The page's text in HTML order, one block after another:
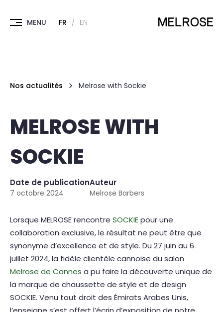
FR EN
Nos actualités Melrose with Sockie
MELROSE WITH
SOCKIE
Date de publication
7 octobre 2024
Auteur
Melrose Barbers
Lorsque MELROSE rencontre SOCKIEpour une
collaboration exclusive, le résultat ne peut être que
synonyme d’excellence et de style. Du 27 juin au 6
juillet 2024, la fidèle clientèle cannoise du salon
Melrose de Cannes a pu faire la découverte unique de
la marque de chaussette de style et de design
SOCKIE. Venu tout droit des Émirats Arabes Unis,